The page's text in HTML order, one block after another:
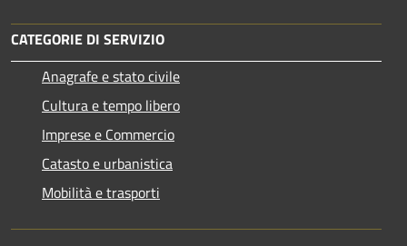
CATEGORIE DI SERVIZIO
Anagrafe e stato civile
Cultura e tempo libero
Imprese e Commercio
Catasto e urbanistica
Mobilità e trasporti